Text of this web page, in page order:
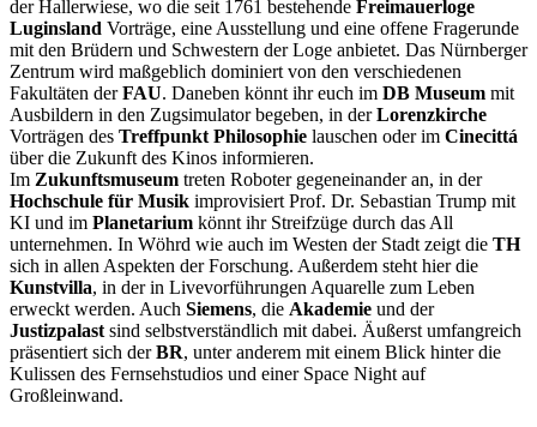
der Hallerwiese, wo die seit 1761 bestehende Freimauerloge
Luginsland Vorträge, eine Ausstellung und eine offene Fragerunde
mit den Brüdern und Schwestern der Loge anbietet. Das Nürnberger
Zentrum wird maßgeblich dominiert von den verschiedenen
Fakultäten derFAU. Daneben könnt ihr euch im DB Museum mit
Ausbildern in den Zugsimulator begeben, in derLorenzkirche
Vorträgen des Treffpunkt Philosophie lauschen oder im Cinecittá
über die Zukunft des Kinos informieren.
Im Zukunftsmuseum treten Roboter gegeneinander an, in der
Hochschule für Musik improvisiert Prof. Dr. Sebastian Trump mit
KI und im Planetarium könnt ihr Streifzüge durch das All
unternehmen. In Wöhrd wie auch im Westen der Stadt zeigt die TH
sich in allen Aspekten der Forschung. Außerdem steht hier die
Kunstvilla, in der in Livevorführungen Aquarelle zum Leben
erweckt werden. Auch Siemens, die Akademie und der
Justizpalast sind selbstverständlich mit dabei. Äußerst umfangreich
präsentiert sich derBR, unter anderem mit einem Blick hinter die
Kulissen des Fernsehstudios und einer Space Night auf
Großleinwand.